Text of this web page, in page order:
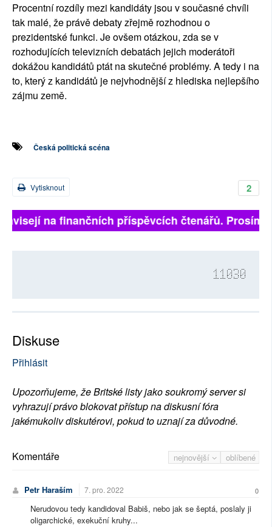
Procentní rozdíly mezi kandidáty jsou v současné chvíli
tak malé, že právě debaty zřejmě rozhodnou o
prezidentské funkci. Je ovšem otázkou, zda se v
rozhodujících televizních debatách jejich moderátoři
dokážou kandidátů ptát na skutečné problémy. A tedy i na
to, který z kandidátů je nejvhodnější z hlediska nejlepšího
zájmu země.
Česká politická scéna
2
Vytisknout
na finančních příspěvcích čtenářů. Prosíme,
11030
Diskuse
Přihlásit
Upozorňujeme, že Britské listy jako soukromý server si
vyhrazují právo blokovat přístup na diskusní fóra
jakémukoliv diskutérovi, pokud to uznají za důvodné.
nejnovější oblíbené
Komentáře
Petr Haraším 7. pro. 2022 0
Nerudovou tedy kandidoval Babiš, nebo jak se šeptá, poslaly ji
oligarchické, exekuční kruhy...